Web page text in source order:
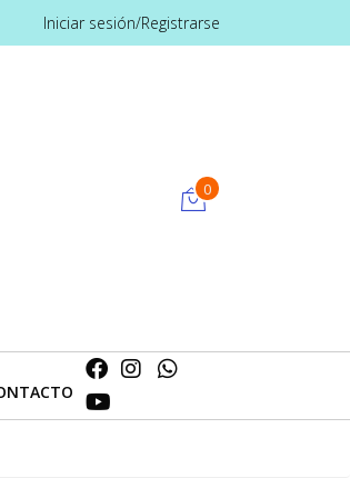
Iniciar sesión/Registrarse
0